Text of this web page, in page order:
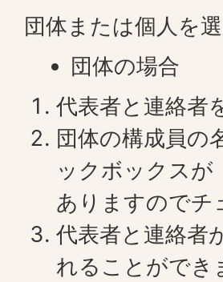
団体または個人を
団体の場合
代表者と連絡者
団体の構成員の
ックボックスが
ありますのでチ
代表者と連絡者
れることができ